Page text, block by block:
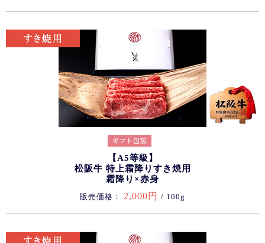
【A5等級】
松阪牛 特上霜降りすき焼用
霜降り×赤身
販売価格： 2,000円 / 100g